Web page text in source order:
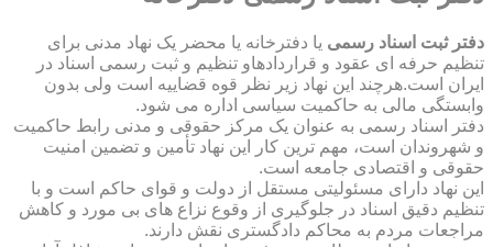
دفتر ثبت اسناد رسمی یا دفترخانه یا محضر یک نهاد مدنی برای
تنظیم حرفه ای عقود و قراردادهاو تنظیم و ثبت رسمی اسناد در
ایران است.هرچند این نهاد زیر نظر قوه قضاییه است ولی بدون
وابستگی مالی به حاکمیت سیاسی اداره می شود.
دفتر اسناد رسمی به عنوان یک مرکز حقوقی و مدنی رابط حاکمیت
و شهروندان است، مهم ترین کار این نهاد تأمین و تضمین امنیت
حقوقی و اقتصادی جامعه است.
این نهاد دارای مسئولیتی مستقل از دولت و قوای حاکم است و با
تنظیم دقیق اسناد در جلوگیری از وقوع نزاع های بی مورد و کاهش
مراجعات مردم به محاکم دادگستری نقش دارند.